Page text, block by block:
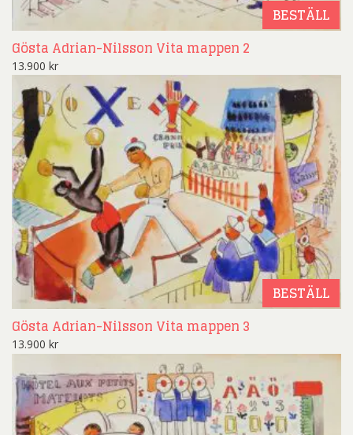
BESTÄLL
Gösta Adrian-Nilsson Vita mappen 2
13.900 kr
BESTÄLL
Gösta Adrian-Nilsson Vita mappen 3
13.900 kr